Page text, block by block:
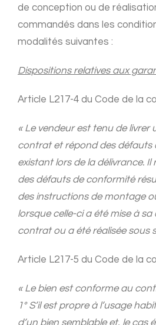
de conception ou de
commandés dans les
modalités suivantes :
Dispositions relatives aux
Article L217-4 du Code de la
« Le vendeur est tenu de
contrat et répond des défauts
existant lors de la délivrance.
des défauts de conformité
des instructions de montage
lorsque celle-ci a été mise à
contrat ou a été réalisée sous
Article L217-5 du Code de la
« Le bien est conforme au
1° S’il est propre à l’usage
d’un bien semblable et, le cas